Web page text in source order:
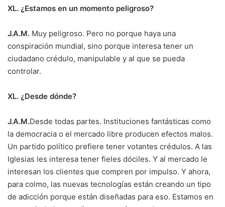
XL. ¿Estamos en un momento peligroso?
J.A.M. Muy peligroso. Pero no porque haya una
conspiración mundial, sino porque interesa tener un
ciudadano crédulo, manipulable y al que se pueda
controlar.
XL. ¿Desde dónde?
J.A.M.Desde todas partes. Instituciones fantásticas como
la democracia o el mercado libre producen efectos malos.
Un partido político prefiere tener votantes crédulos. A las
Iglesias les interesa tener fieles dóciles. Y al mercado le
interesan los clientes que compren por impulso. Y ahora,
para colmo, las nuevas tecnologías están creando un tipo
de adicción porque están diseñadas para eso. Estamos en